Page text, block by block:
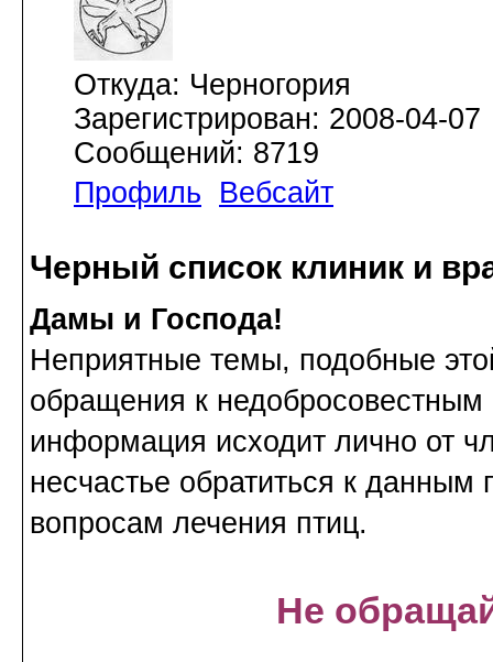
Откуда: Черногория
Зарегистрирован: 2008-04-07
Сообщений: 8719
Профиль
Вебсайт
Черный список клиник и
Дамы и Господа!
Неприятные темы, подобные
обращения к
информация исходит лично от
несчастье обратиться к
вопросам лечения птиц.
Не